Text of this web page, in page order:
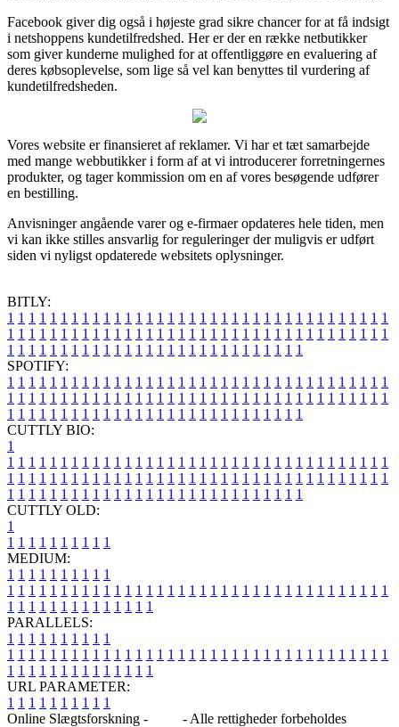
Facebook giver dig også i højeste grad sikre chancer for at få indsigt
i netshoppens kundetilfredshed. Her er der en række netbutikker
som giver kunderne mulighed for at offentliggøre en evaluering af
deres købsoplevelse, som lige så vel kan benyttes til vurdering af
kundetilfredsheden.
Vores website er finansieret af reklamer. Vi har et tæt samarbejde
med mange webbutikker i form af at vi introducerer forretningernes
produkter, og tager kommission om en af vores besøgende udfører
en bestilling.
Anvisninger angående varer og e-firmaer opdateres hele tiden, men
vi kan ikke stilles ansvarlig for reguleringer der muligvis er udført
siden vi nyligst opdaterede websitets oplysninger.
BITLY:
1 1 1 1 1 1 1 1 1 1 1 1 1 1 1 1 1 1 1 1 1 1 1 1 1 1 1 1 1 1 1 1 1 1 1 1
1 1 1 1 1 1 1 1 1 1 1 1 1 1 1 1 1 1 1 1 1 1 1 1 1 1 1 1 1 1 1 1 1 1 1 1
1 1 1 1 1 1 1 1 1 1 1 1 1 1 1 1 1 1 1 1 1 1 1 1 1 1 1 1
SPOTIFY:
1 1 1 1 1 1 1 1 1 1 1 1 1 1 1 1 1 1 1 1 1 1 1 1 1 1 1 1 1 1 1 1 1 1 1 1
1 1 1 1 1 1 1 1 1 1 1 1 1 1 1 1 1 1 1 1 1 1 1 1 1 1 1 1 1 1 1 1 1 1 1 1
1 1 1 1 1 1 1 1 1 1 1 1 1 1 1 1 1 1 1 1 1 1 1 1 1 1 1 1
CUTTLY BIO:
1
1 1 1 1 1 1 1 1 1 1 1 1 1 1 1 1 1 1 1 1 1 1 1 1 1 1 1 1 1 1 1 1 1 1 1 1
1 1 1 1 1 1 1 1 1 1 1 1 1 1 1 1 1 1 1 1 1 1 1 1 1 1 1 1 1 1 1 1 1 1 1 1
1 1 1 1 1 1 1 1 1 1 1 1 1 1 1 1 1 1 1 1 1 1 1 1 1 1 1 1
CUTTLY OLD:
1
1 1 1 1 1 1 1 1 1 1
MEDIUM:
1 1 1 1 1 1 1 1 1 1
1 1 1 1 1 1 1 1 1 1 1 1 1 1 1 1 1 1 1 1 1 1 1 1 1 1 1 1 1 1 1 1 1 1 1 1
1 1 1 1 1 1 1 1 1 1 1 1 1 1
PARALLELS:
1 1 1 1 1 1 1 1 1 1
1 1 1 1 1 1 1 1 1 1 1 1 1 1 1 1 1 1 1 1 1 1 1 1 1 1 1 1 1 1 1 1 1 1 1 1
1 1 1 1 1 1 1 1 1 1 1 1 1 1
URL PARAMETER:
1 1 1 1 1 1 1 1 1 1
Online Slægtsforskning -
- Alle rettigheder forbeholdes